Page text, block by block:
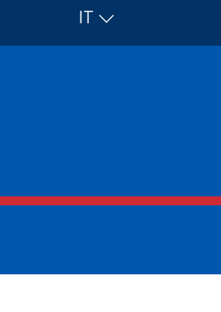
IT